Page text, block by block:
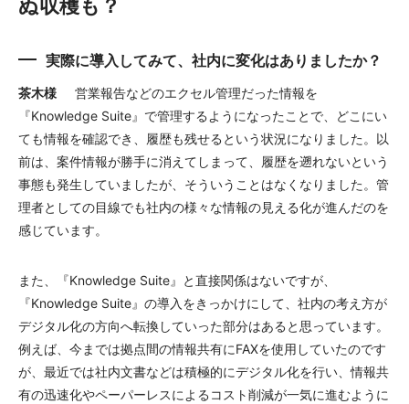
ぬ収穫も？
実際に導入してみて、社内に変化はありましたか？
茶木様
営業報告などのエクセル管理だった情報を
『Knowledge Suite』で管理するようになったことで、どこにい
ても情報を確認でき、履歴も残せるという状況になりました。以
前は、案件情報が勝手に消えてしまって、履歴を遡れないという
事態も発生していましたが、そういうことはなくなりました。管
理者としての目線でも社内の様々な情報の見える化が進んだのを
感じています。
また、『Knowledge Suite』と直接関係はないですが、
『Knowledge Suite』の導入をきっかけにして、社内の考え方が
デジタル化の方向へ転換していった部分はあると思っています。
例えば、今までは拠点間の情報共有にFAXを使用していたのです
が、最近では社内文書などは積極的にデジタル化を行い、情報共
有の迅速化やペーパーレスによるコスト削減が一気に進むように